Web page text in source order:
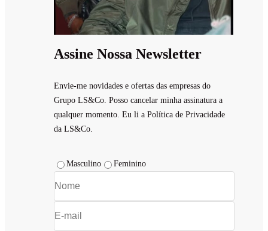
Assine Nossa Newsletter
Envie-me novidades e ofertas das empresas do
Grupo LS&Co. Posso cancelar minha assinatura a
qualquer momento. Eu li a Política de Privacidade
da LS&Co.
Masculino Feminino